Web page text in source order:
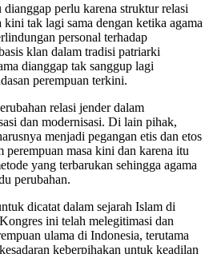
perlu karena struktur relasi
kini tak lagi sama dengan ketika agama
personal terhadap
klan dalam tradisi patriarki
dianggap tak sanggup lagi
perempuan terkini.
relasi jender dalam
dan modernisasi. Di lain pihak,
menjadi pegangan etis dan etos
perempuan masa kini dan karena itu
yang terbarukan sehingga agama
perubahan.
dicatat dalam sejarah Islam di
ini telah melegitimasi dan
ulama di Indonesia, terutama
keberpihakan untuk keadilan